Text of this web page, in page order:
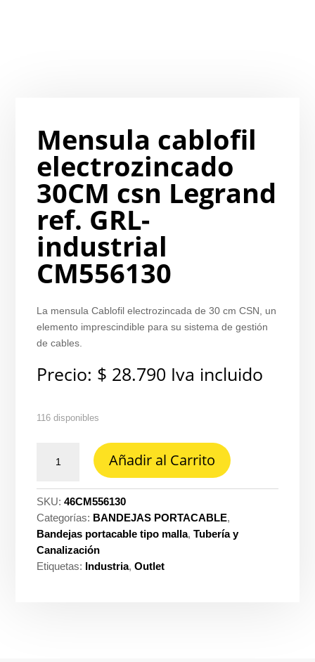
Mensula cablofil
electrozincado
30CM csn Legrand
ref. GRL-
industrial
CM556130
La mensula Cablofil electrozincada de 30 cm CSN, un
elemento imprescindible para su sistema de gestión
de cables.
Precio: $ 28.790 Iva incluido
116 disponibles
cablofil
30CM
csn
Legrand
ref.
GRL-
Añadir al Carrito
SKU:46CM556130
Categorías: BANDEJAS PORTACABLE,
Bandejas portacable tipo malla,Tubería y
Canalización
Etiquetas: Industria,Outlet